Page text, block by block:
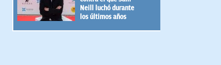
Neill luchó durante
los últimos años